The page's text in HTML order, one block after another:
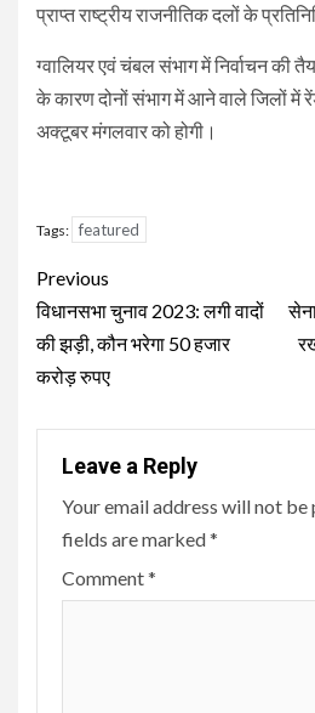
प्राप्त राष्ट्रीय राजनीतिक दलों के
ग्वालियर एवं चंबल संभाग में निर्वाचन की
के कारण दोनों संभाग में आने वाले जिलों में
अक्टूबर मंगलवार को होगी।
Tags: featured
Continue
Reading
Previous
विधानसभा चुनाव 2023: लगी वादों
की झड़ी, कौन भरेगा 50 हजार
करोड़ रुपए
Leave a Reply
Your email address will not be
fields are marked*
Comment*